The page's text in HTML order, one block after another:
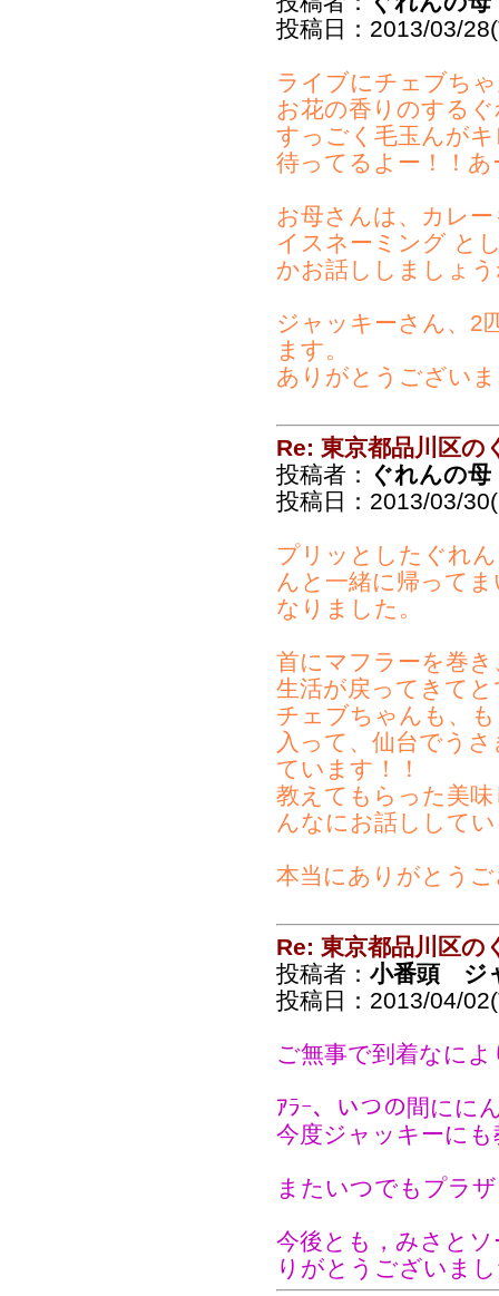
投稿日：2013/03/
ライブにチェブち
お花の香りのする
すっごく毛玉んが
待ってるよー！！
お母さんは、カレ
イスネーミング と
かお話ししましょ
ジャッキーさん、2
ます。
ありがとうござい
Re: 東京都品川区の
投稿者：
ぐれんの母
投稿日：2013/03/
プリッとしたぐれ
んと一緒に帰って
なりました。
首にマフラーを巻
生活が戻ってきて
チェブちゃんも、
入って、仙台でう
ています！！
教えてもらった美
んなにお話しして
本当にありがとう
Re: 東京都品川区の
投稿者： 小番頭 ジ
投稿日：2013/04/
ご無事で到着なに
ｱﾗｰ、いつの間にに
今度ジャッキーに
またいつでもプラ
今後とも，みさと
りがとうございま